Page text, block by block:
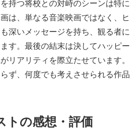
持つ将校との対峙のシーンは特に
は、単なる音楽映画ではなく、ヒ
深いメッセージを持ち、観る者に
す。最後の結末は決してハッピー
リアリティを際立たせています。
ず、何度でも考えさせられる作品
トの感想・評価